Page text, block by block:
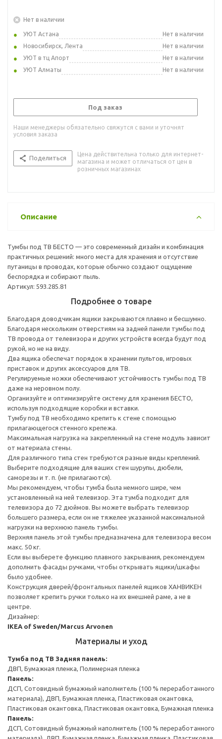
Нет в наличии
УЮТ Астана
Нет в наличии
Новосибирск, Лента
Нет в наличии
УЮТ в тц Апорт
Нет в наличии
УЮТ Алматы
Нет в наличии
Под заказ
Наши менеджеры обязательно свяжутся с вами и уточнят
условия заказа
Поделиться
Цена действительна только для интернет-
магазина и может отличаться от цен в
розничных магазинах
Описание
Тумбы под ТВ БЕСТО — это современный дизайн и комбинация
практичных решений: много места для хранения и отсутствие
путаницы в проводах, которые обычно создают ощущение
беспорядка и собирают пыль.
Артикул: 593.285.81
Подробнее о товаре
Благодаря доводчикам ящики закрываются плавно и бесшумно.
Благодаря нескольким отверстиям на задней панели тумбы под
ТВ провода от телевизора и других устройств всегда будут под
рукой, но не на виду.
Два ящика обеспечат порядок в хранении пультов, игровых
приставок и других аксессуаров для ТВ.
Регулируемые ножки обеспечивают устойчивость тумбы под ТВ
даже на неровном полу.
Организуйте и оптимизируйте систему для хранения БЕСТО,
используя подходящие коробки и вставки.
Тумбу под ТВ необходимо крепить к стене с помощью
прилагающегося стенного крепежа.
Максимальная нагрузка на закрепленный на стене модуль зависит
от материала стены.
Для различного типа стен требуются разные виды креплений.
Выберите подходящие для ваших стен шурупы, дюбели,
саморезы и т. п. (не прилагаются).
Мы рекомендуем, чтобы тумба была немного шире, чем
установленный на ней телевизор. Эта тумба подходит для
телевизора до 72 дюймов. Вы можете выбрать телевизор
большего размера, если он не тяжелее указанной максимальной
нагрузки на верхнюю панель тумбы.
Верхняя панель этой тумбы предназначена для телевизора весом
макс. 50 кг.
Если вы выберете функцию плавного закрывания, рекомендуем
дополнить фасады ручками, чтобы открывать ящики/шкафы
было удобнее.
Конструкция дверей/фронтальных панелей ящиков ХАНВИКЕН
позволяет крепить ручки только на их внешней раме, а не в
центре.
Дизайнер:
IKEA of Sweden/Marcus Arvonen
Материалы и уход
Тумба под ТВ Задняя панель:
ДВП, Бумажная пленка, Полимерная пленка
Панель:
ДСП, Сотовидный бумажный наполнитель (100 % переработанного
материала), ДВП, Бумажная пленка, Пластиковая окантовка,
Пластиковая окантовка, Пластиковая окантовка, Бумажная пленка
Панель:
ДСП, Сотовидный бумажный наполнитель (100 % переработанного